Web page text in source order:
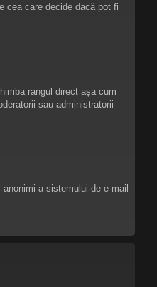
cea care decide dacă pot fi
rangul direct așa cum
sau administratorii
a sistemului de e-mail